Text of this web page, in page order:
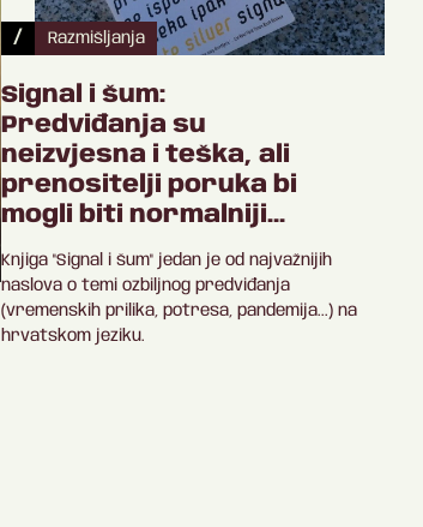
/ Razmišljanja
Signal i šum:
Predviđanja su
neizvjesna i teška, ali
prenositelji poruka bi
mogli biti normalniji…
Knjiga "Signal i šum" jedan je od najvažnijih
naslova o temi ozbiljnog predviđanja
(vremenskih prilika, potresa, pandemija...) na
hrvatskom jeziku.